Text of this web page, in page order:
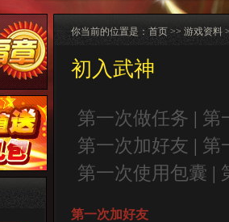
你当前的位置是： 首页 >> 游戏资料
初入武神
第一次做任务 | 第
第一次加好友 | 第
第一次使用包囊 |
第一次加好友